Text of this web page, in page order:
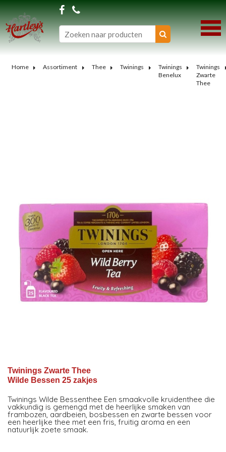
Home Assortiment Thee Twinings
Twinings
Benelux
Twinings
Zwarte
Thee
Twinings Zwarte Thee
Wilde Bessen 25 zakjes
Twinings Wilde Bessenthee Een smaakvolle kruidenthee die
vakkundig is gemengd met de heerlijke smaken van
frambozen, aardbeien, bosbessen en zwarte bessen voor
een heerlijke thee met een fris, fruitig aroma en een
natuurlijk zoete smaak.